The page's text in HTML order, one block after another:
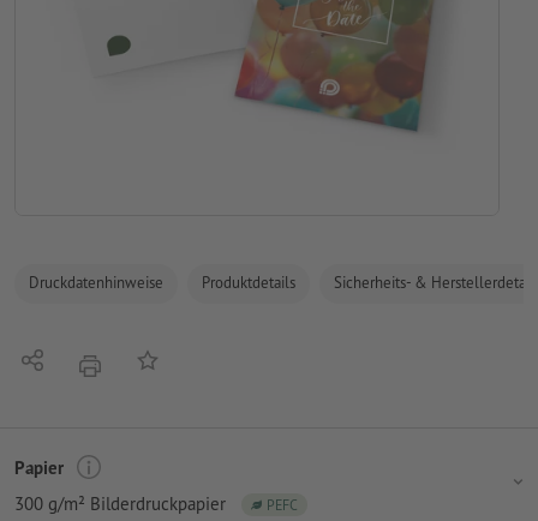
Druckdatenhinweise Produktdetails Sicherheits- &
Teilen DruckenAuf die Merkliste
Papier
300 g/m² Bilderdruckpapier
PEFC